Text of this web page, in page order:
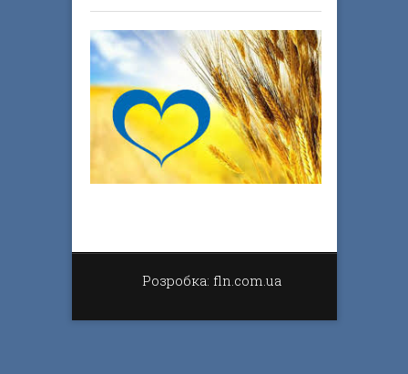
Розробка: fln.com.ua